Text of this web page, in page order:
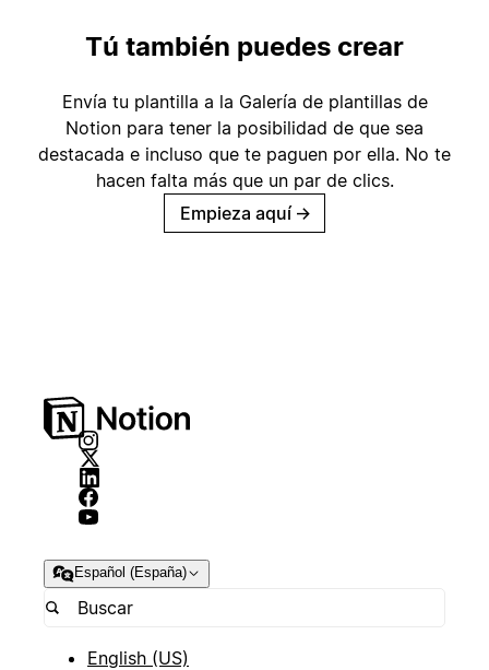
Tú también puedes crear
Envía tu plantilla a la Galería de plantillas de
Notion para tener la posibilidad de que sea
destacada e incluso que te paguen por ella. No te
hacen falta más que un par de clics.
Empieza aquí →
Español (España)
English (US)